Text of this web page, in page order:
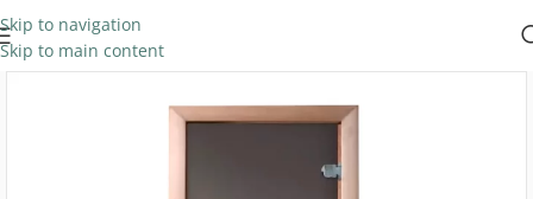
Skip to navigation
Skip to main content